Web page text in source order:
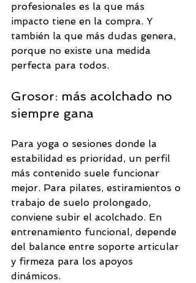
profesionales es la que más
impacto tiene en la compra. Y
también la que más dudas genera,
porque no existe una medida
perfecta para todos.
Grosor: más acolchado no
siempre gana
Para yoga o sesiones donde la
estabilidad es prioridad, un perfil
más contenido suele funcionar
mejor. Para pilates, estiramientos o
trabajo de suelo prolongado,
conviene subir el acolchado. En
entrenamiento funcional, depende
del balance entre soporte articular
y firmeza para los apoyos
dinámicos.